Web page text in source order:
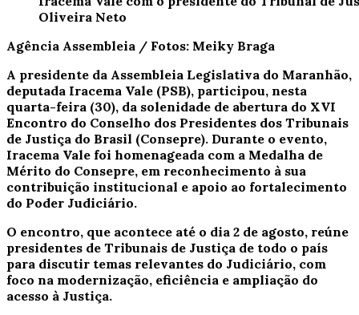
Oliveira Neto
Agência Assembleia / Fotos: Meiky Braga
A presidente da Assembleia Legislativa do Maranhão,
deputada Iracema Vale (PSB), participou, nesta
quarta-feira (30), da solenidade de abertura do XVI
Encontro do Conselho dos Presidentes dos Tribunais
de Justiça do Brasil (Consepre). Durante o evento,
Iracema Vale foi homenageada com a Medalha de
Mérito do Consepre, em reconhecimento à sua
contribuição institucional e apoio ao fortalecimento
do Poder Judiciário.
O encontro, que acontece até o dia 2 de agosto, reúne
presidentes de Tribunais de Justiça de todo o país
para discutir temas relevantes do Judiciário, com
foco na modernização, eficiência e ampliação do
acesso à Justiça.